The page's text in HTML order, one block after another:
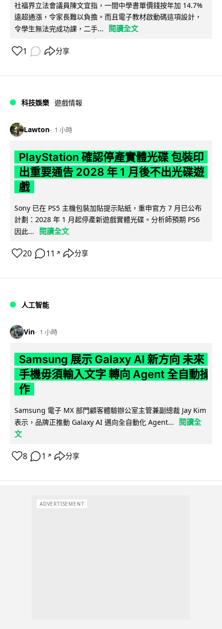
社福界立法會議員陳文宜指，一間中學書單價錢按年加 14.7%
遠超通漲，令家長難以負擔。而且電子教材啟動碼這項設計，
令學生無法完成功課，二手...
閱讀全文
1 分享
科技娛樂 遊戲情報
Lawton 1 小時
PlayStation 確認停產實體光碟 包裝印
出重要通告 2028 年 1 月後不出光碟遊
戲
Sony 已在 PS5 主機包裝加貼提示貼紙，重申官方 7 月已公布
計劃：2028 年 1 月起停產新遊戲實體光碟。分析師預期 PS6
因此...
閱讀全文
20 11 ↗ 分享
人工智能
Vin 1 小時
Samsung 展示 Galaxy AI 新方向 未來
手機毋須輸入文字 轉向 Agent 全自動操
作
Samsung 電子 MX 部門顧客體驗辦公室主管兼副總裁 Jay Kim
表示，品牌正推動 Galaxy AI 邁向全自動化 Agent...
閱讀全
文
8 1 ↗ 分享
ADVERTISEMENT